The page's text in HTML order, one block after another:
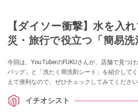
【ダイソー衝撃】水を入
災・旅行で役立つ「簡易
今回は、YouTuberのFUKUさんが、店舗で見つ
バッグ」と「洗たく用洗剤シート」を紹介して
えて便利なので、ぜひチェックしてみてください
イチオシスト